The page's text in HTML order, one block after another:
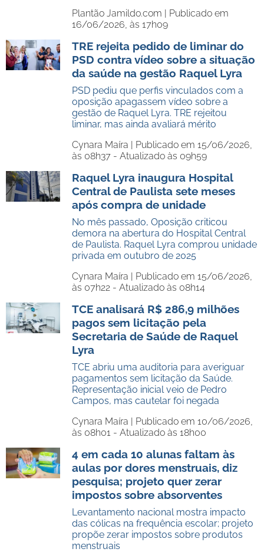
Plantão Jamildo.com | Publicado em
16/06/2026, às 17h09
TRE rejeita pedido de liminar do
PSD contra vídeo sobre a situação
da saúde na gestão Raquel Lyra
PSD pediu que perfis vinculados com a
oposição apagassem vídeo sobre a
gestão de Raquel Lyra. TRE rejeitou
liminar, mas ainda avaliará mérito
Cynara Maíra | Publicado em 15/06/2026,
às 08h37 - Atualizado às 09h59
Raquel Lyra inaugura Hospital
Central de Paulista sete meses
após compra de unidade
No mês passado, Oposição criticou
demora na abertura do Hospital Central
de Paulista. Raquel Lyra comprou unidade
privada em outubro de 2025
Cynara Maíra | Publicado em 15/06/2026,
às 07h22 - Atualizado às 08h14
TCE analisará R$ 286,9 milhões
pagos sem licitação pela
Secretaria de Saúde de Raquel
Lyra
TCE abriu uma auditoria para averiguar
pagamentos sem licitação da Saúde.
Representação inicial veio de Pedro
Campos, mas cautelar foi negada
Cynara Maíra | Publicado em 10/06/2026,
às 08h01 - Atualizado às 18h00
4 em cada 10 alunas faltam às
aulas por dores menstruais, diz
pesquisa; projeto quer zerar
impostos sobre absorventes
Levantamento nacional mostra impacto
das cólicas na frequência escolar; projeto
propõe zerar impostos sobre produtos
menstruais